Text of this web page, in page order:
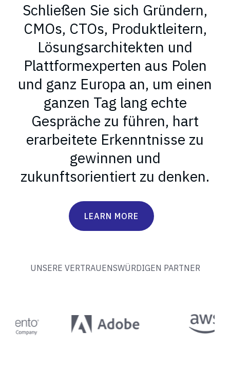
Schließen Sie sich Gründern,
CMOs, CTOs, Produktleitern,
Lösungsarchitekten und
Plattformexperten aus Polen
und ganz Europa an, um einen
ganzen Tag lang echte
Gespräche zu führen, hart
erarbeitete Erkenntnisse zu
gewinnen und
zukunftsorientiert zu denken.
LEARN MORE
UNSERE VERTRAUENSWÜRDIGEN PARTNER